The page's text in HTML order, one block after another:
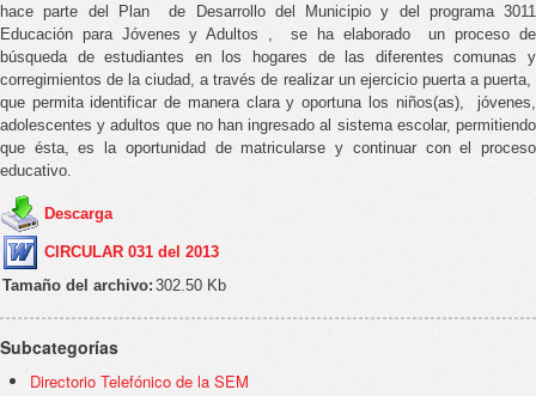
hace parte del Plan de Desarrollo del Municipio y del programa 3011
Educación para Jóvenes y Adultos , se ha elaborado un proceso de
búsqueda de estudiantes en los hogares de las diferentes comunas y
corregimientos de la ciudad, a través de realizar un ejercicio puerta a puerta,
que permita identificar de manera clara y oportuna los niños(as), jóvenes,
adolescentes y adultos que no han ingresado al sistema escolar, permitiendo
que ésta, es la oportunidad de matricularse y continuar con el proceso
educativo.
Descarga
CIRCULAR 031 del 2013
Tamaño del archivo: 302.50 Kb
Subcategorías
Directorio Telefónico de la SEM